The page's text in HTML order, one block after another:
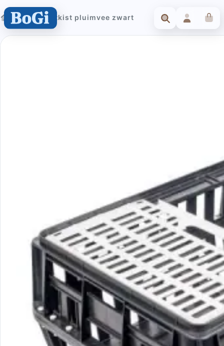
Transportkist pluimvee zwart